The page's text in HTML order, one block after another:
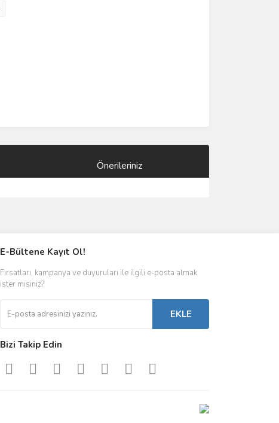
Önerileriniz
E-Bültene Kayıt Ol!
Fırsatları, kampanya ve duyuruları ile ilgili e-posta almak
ister misiniz?
EKLE
Bizi Takip Edin